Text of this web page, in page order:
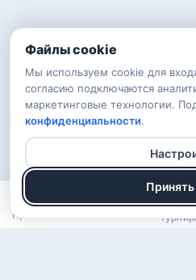
Файлы cookie
Мы используем cookie для
согласию подключаются
маркетинговые технологии.
конфиденциальности.
Принять
Прогнозы Рейтинг